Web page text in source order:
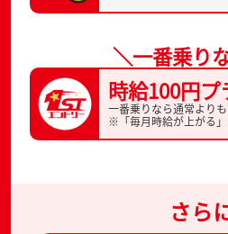
＼一番乗り
時給100円プ
一番乗りなら通常より
※「毎月時給が上がる
さら